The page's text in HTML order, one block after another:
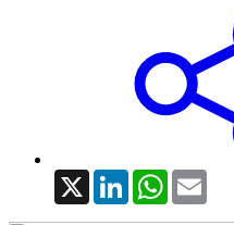
X LinkedInWhatsApp